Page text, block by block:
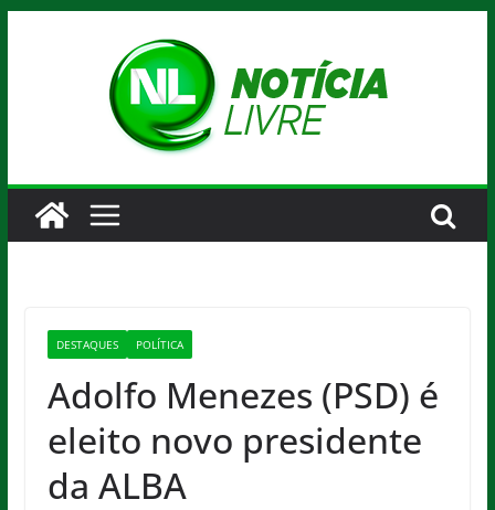
DESTAQUES POLÍTICA
Adolfo Menezes (PSD) é
eleito novo presidente
da ALBA